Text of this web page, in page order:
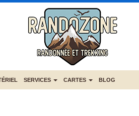
SERVICES CARTES BLOG